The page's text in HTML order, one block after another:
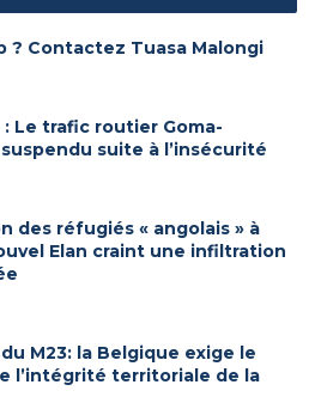
? Contactez Tuasa Malongi
: Le trafic routier Goma-
suite à l’insécurité
des réfugiés « angolais » à
Elan craint une infiltration
M23: la Belgique exige le
l’intégrité territoriale de la